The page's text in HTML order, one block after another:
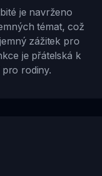
je navrženo
témat, což
zážitek pro
je přátelská k
pro rodiny.